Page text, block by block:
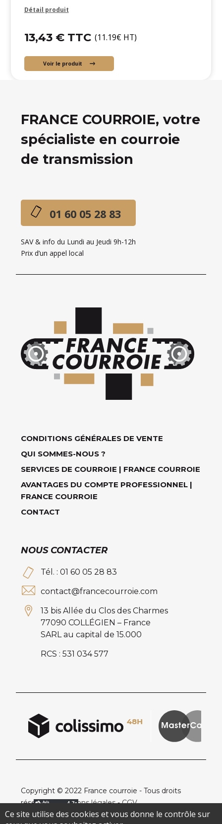
Détail produit
13,43 € TTC (11.19€ HT)
Voir le produit
FRANCE COURROIE, votre
spécialiste en courroie
de transmission
01 60 05 28 83
SAV & info du Lundi au Jeudi 9h-12h
Prix d’un appel local
CONDITIONS GÉNÉRALES DE VENTE
QUI SOMMES-NOUS ?
SERVICES DE COURROIE | FRANCE COURROIE
AVANTAGES DU COMPTE PROFESSIONNEL |
FRANCE COURROIE
CONTACT
NOUS CONTACTER
Tél. : 01 60 05 28 83
contact@francecourroie.com
13 bis Allée du Clos des Charmes
77090 COLLÉGIEN – France
SARL au capital de 15.000
RCS : 531 034 577
Copyright © 2022 France courroie - Tous droits
réservés -
Mentions légales-CGV
Ce site utilise des cookies et vous donne le contrôle sur